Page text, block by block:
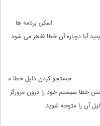
اسکن برنامه ها
آیا دوباره آن خطا ظاهر می شود
جستجو کردن دلیل خطا
خطا سیستم خود را درون مرورگر
آن را متوجه شوید.